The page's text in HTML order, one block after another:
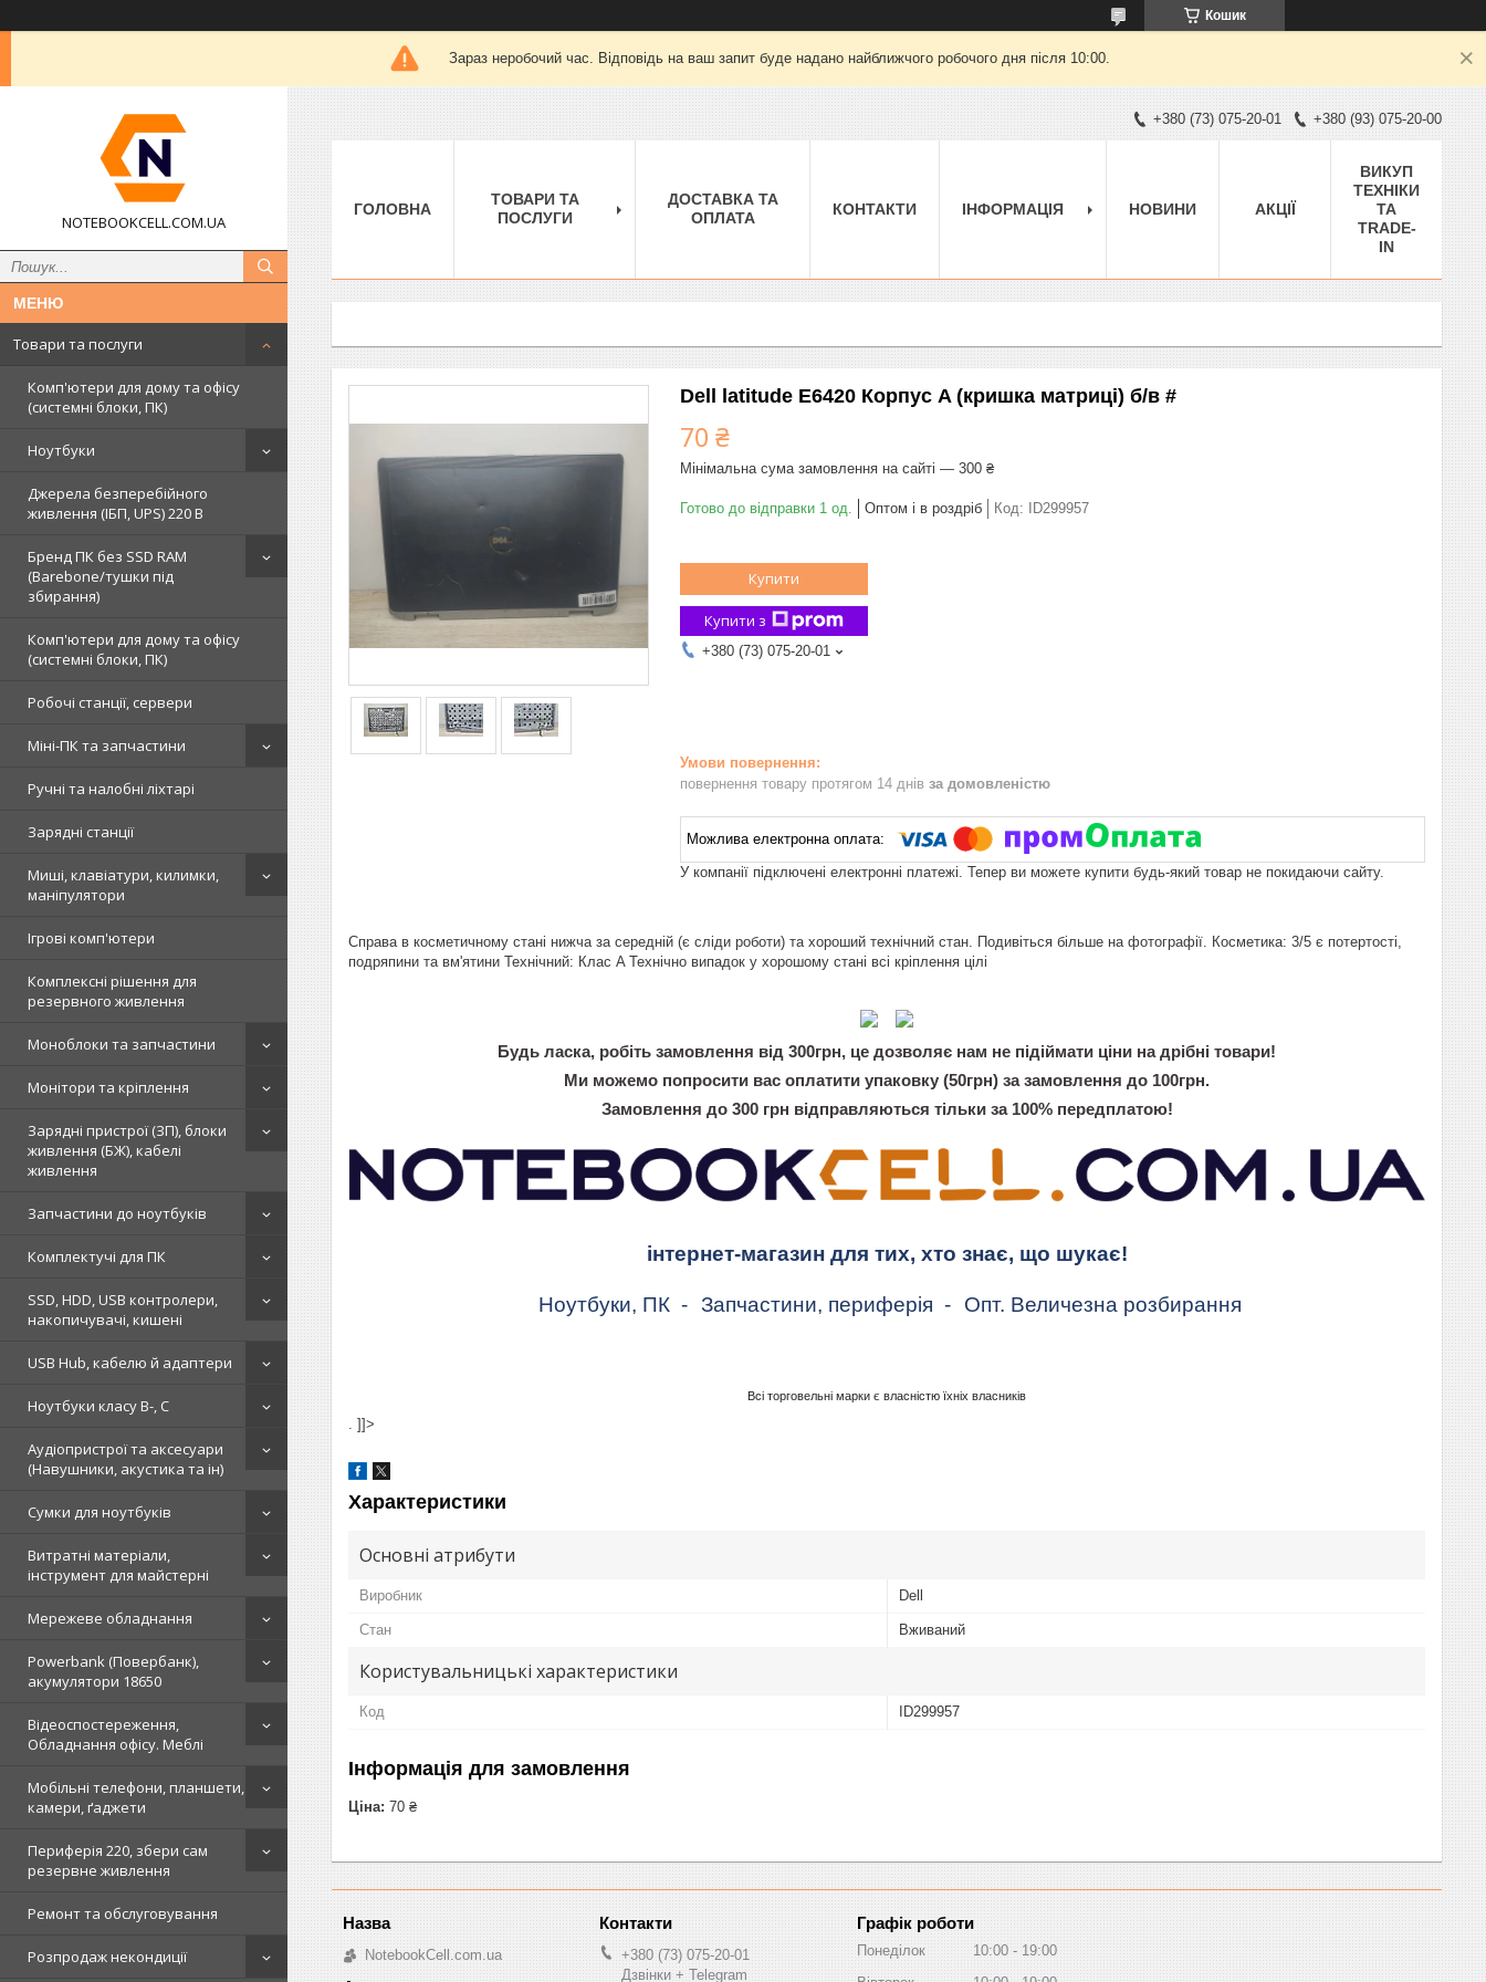
Кошик
Зараз неробочий час. Відповідь на ваш запит буде надано найближчого робочого дня після 10:00.
NOTEBOOKCELL.COM.UA
Товари та послуги
Комп'ютери для дому та офісу
(системні блоки, ПК)
Ноутбуки
Джерела безперебійного
живлення (ІБП, UPS) 220 В
Бренд ПК без SSD RAM
(Barebone/тушки під
збирання)
Комп'ютери для дому та офісу
(системні блоки, ПК)
Робочі станції, сервери
Міні-ПК та запчастини
Ручні та налобні ліхтарі
Зарядні станції
Миші, клавіатури, килимки,
маніпулятори
Ігрові комп'ютери
Комплексні рішення для
резервного живлення
Моноблоки та запчастини
Монітори та кріплення
Зарядні пристрої (ЗП), блоки
живлення (БЖ), кабелі
живлення
Запчастини до ноутбуків
Комплектучі для ПК
SSD, HDD, USB контролери,
накопичувачі, кишені
USB Hub, кабелю й адаптери
Ноутбуки класу B-, C
Аудіопристрої та аксесуари
(Навушники, акустика та ін)
Сумки для ноутбуків
Витратні матеріали,
інструмент для майстерні
Мережеве обладнання
Powerbank (Повербанк),
акумулятори 18650
Відеоспостереження,
Обладнання офісу. Меблі
Мобільні телефони, планшети,
камери, ґаджети
Периферія 220, збери сам
резервне живлення
Ремонт та обслуговування
Розпродаж некондиції
+380 (73) 075-20-01 +380 (93) 075-20-00
ГОЛОВНА
ТОВАРИ ТА
ПОСЛУГИ
ДОСТАВКА ТА
ОПЛАТА
КОНТАКТИ ІНФОРМАЦІЯ НОВИНИ АКЦІЇ
ВИКУП
ТЕХНІКИ
ТА
TRADE-
IN
Dell latitude E6420 Корпус A (кришка матриці) б/в #
70 ₴
Мінімальна сума замовлення на сайті — 300 ₴
Готово до відправки 1 од. Оптом і в роздріб Код: ID299957
Купити
Купити з
+380 (73) 075-20-01
повернення товару протягом 14 днів за домовленістю
У компанії підключені електронні платежі. Тепер ви можете купити будь-який товар не покидаючи сайту.
Справа в косметичному стані нижча за середній (є сліди роботи) та хороший технічний стан. Подивіться більше на фотографії. Косметика: 3/5 є потертості,
подряпини та вм'ятини Технічний: Клас A Технічно випадок у хорошому стані всі кріплення цілі
Будь ласка, робіть замовлення від 300грн, це дозволяє нам не підіймати ціни на дрібні товари!
Ми можемо попросити вас оплатити упаковку (50грн) за замовлення до 100грн.
Замовлення до 300 грн відправляються тільки за 100% передплатою!
інтернет-магазин для тих, хто знає, що шукає!
Ноутбуки, ПК - Запчастини, периферія - Опт. Величезна розбирання
Всі торговельні марки є власністю їхніх власників
. ]]>
Характеристики
Основні атрибути
Виробник Dell
Стан Вживаний
Користувальницькі характеристики
Код ID299957
Інформація для замовлення
Ціна: 70 ₴
NotebookCell.com.ua
+380 (73) 075-20-01
Дзвінки + Telegram
Графік роботи
Понеділок 10:00
19:00